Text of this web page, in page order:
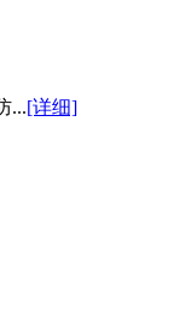
...[详细]